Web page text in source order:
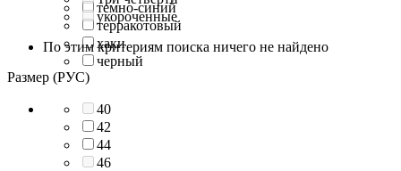
темно-синий
терракотовый
хаки
черный
укороченные
По этим критериям поиска ничего не найдено
Размер (РУС)
40
42
44
46